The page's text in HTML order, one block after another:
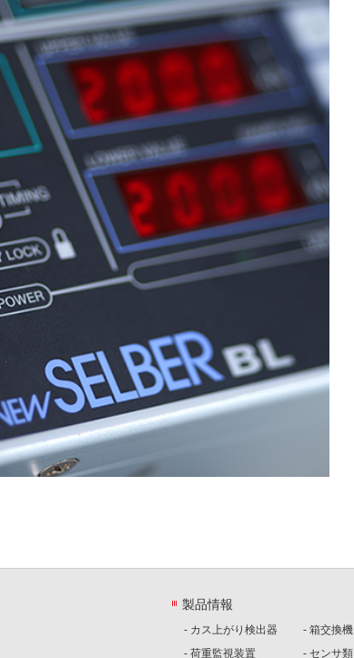
製品情報
- カス上がり検出器
- 荷重監視装置
- 箱交換機
- センサ類